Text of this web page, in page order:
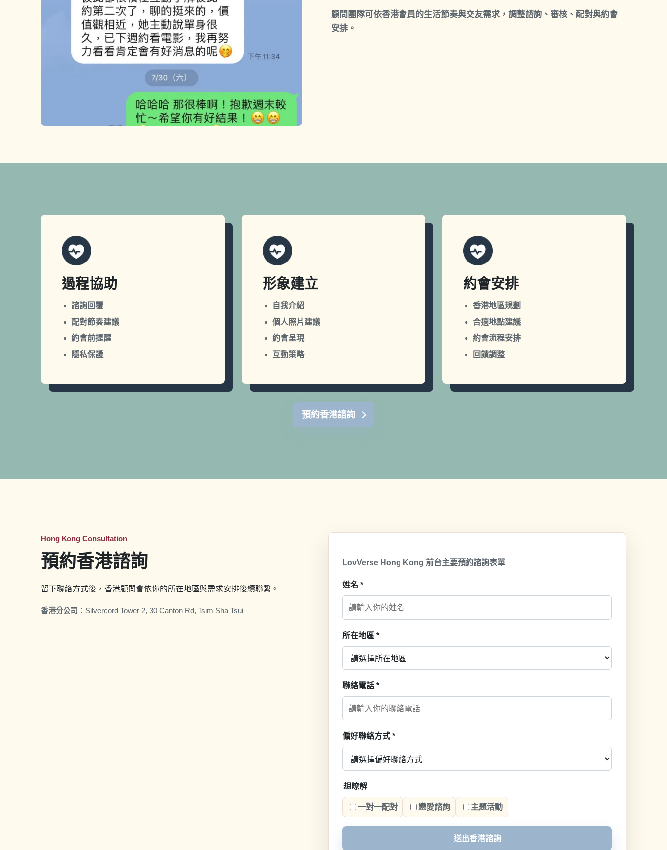
顧問團隊可依香港會員的生活節奏與交友需求，調整諮詢、審核、配對與約會
安排。
過程協助
諮詢回覆
配對節奏建議
約會前提醒
隱私保護
形象建立
自我介紹
個人照片建議
約會呈現
互動策略
約會安排
香港地區規劃
合適地點建議
約會流程安排
回饋調整
預約香港諮詢
Hong Kong Consultation
預約香港諮詢
留下聯絡方式後，香港顧問會依你的所在地區與需求安排後續聯繫。
香港分公司 ： Silvercord Tower 2, 30 Canton Rd, Tsim Sha Tsui
LovVerse Hong Kong 前台主要預約諮詢表單
姓名 *
所在地區 *
聯絡電話 *
偏好聯絡方式 *
想瞭解
一對一配對 戀愛諮詢 主題活動
送出香港諮詢